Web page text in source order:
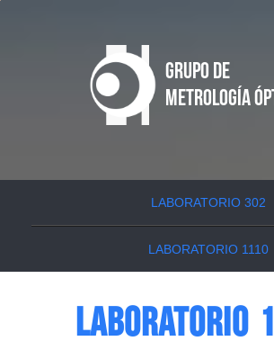
Grupo de
Metrología
LABORATORIO 302
LABORATORIO 1110
Laboratorio